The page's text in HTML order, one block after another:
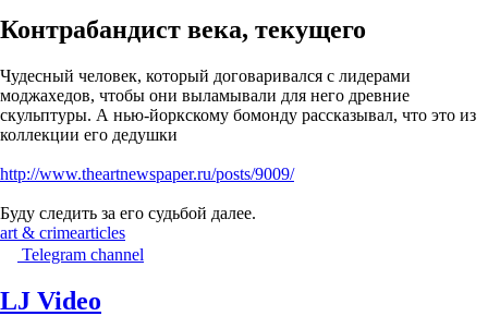
Контрабандист века, текущего
Чудесный человек, который договаривался с лидерами
моджахедов, чтобы они выламывали для него древние
скульптуры. А нью-йоркскому бомонду рассказывал, что это из
коллекции его дедушки
http://www.theartnewspaper.ru/posts/9009/
Буду следить за его судьбой далее.
art & crimearticles
Telegram channel
LJ Video